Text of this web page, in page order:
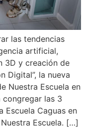
las tendencias
artificial,
3D y creación de
Digital”, la nueva
Nuestra Escuela en
congregar las 3
Escuela Caguas en
Escuela. […]